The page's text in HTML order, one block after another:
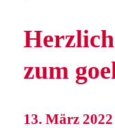
zum
13. März